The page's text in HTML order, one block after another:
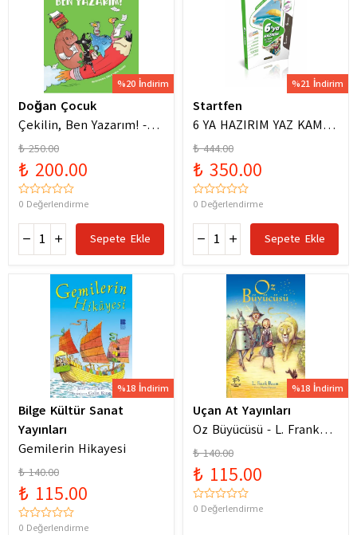
%20 İndirim
Doğan Çocuk
Çekilin, Ben Yazarım! -
Anıl Basılı
₺ 250.00
₺ 200.00
0 Değerlendirme
Sepete Ekle
%21 İndirim
Startfen
6 YA HAZIRIM YAZ KAMPI
FÖYLERİ
₺ 444.00
₺ 350.00
0 Değerlendirme
Sepete Ekle
%18 İndirim
Bilge Kültür Sanat
Yayınları
Gemilerin Hikayesi
₺ 140.00
₺ 115.00
0 Değerlendirme
%18 İndirim
Uçan At Yayınları
Oz Büyücüsü - L. Frank
Baum
₺ 140.00
₺ 115.00
0 Değerlendirme